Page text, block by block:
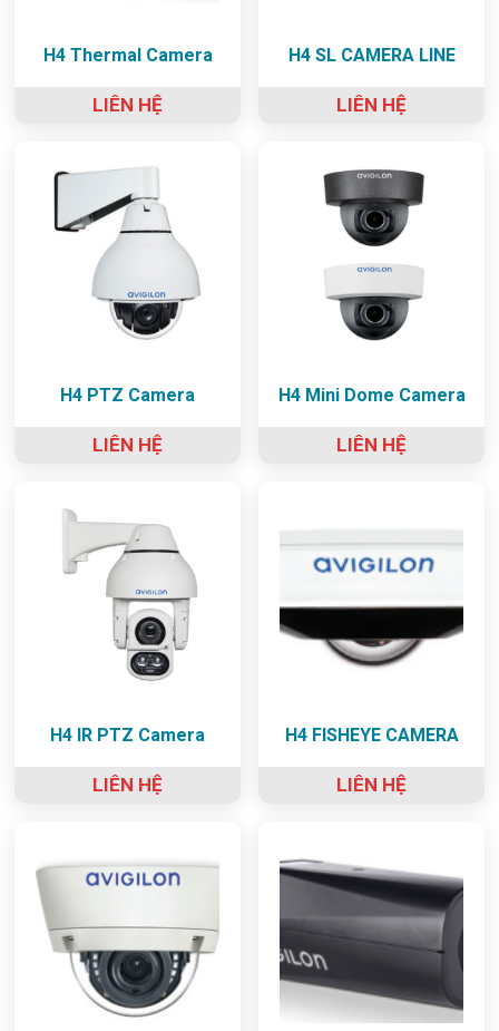
H4 Thermal Camera
LIÊN HỆ
H4 SL CAMERA LINE
LIÊN HỆ
H4 PTZ Camera
LIÊN HỆ
H4 Mini Dome Camera
LIÊN HỆ
H4 IR PTZ Camera
LIÊN HỆ
H4 FISHEYE CAMERA
LIÊN HỆ